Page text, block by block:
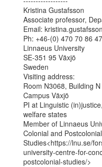
Kristina Gustafsson
Associate professor,
Email:
Ph: +46-(0) 470 70 86 47
Linnaeus University
SE-351 95 Växjö
Sweden
Visiting address:
Room N3068, Building N
Campus Växjö
PI at Linguistic
welfare states
Member of Linnaeus
Colonial and Postcolonial
Studies<https://lnu.se/
university-centre-for-
postcolonial-studies/>